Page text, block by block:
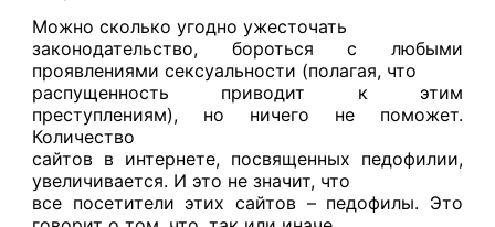
Можно сколько угодно ужесточать
законодательство, бороться с любыми
проявлениями сексуальности (полагая, что
распущенность приводит к этим
преступлениям), но ничего не поможет.
Количество
сайтов в интернете, посвященных педофилии,
увеличивается. И это не значит, что
все посетители этих сайтов – педофилы. Это